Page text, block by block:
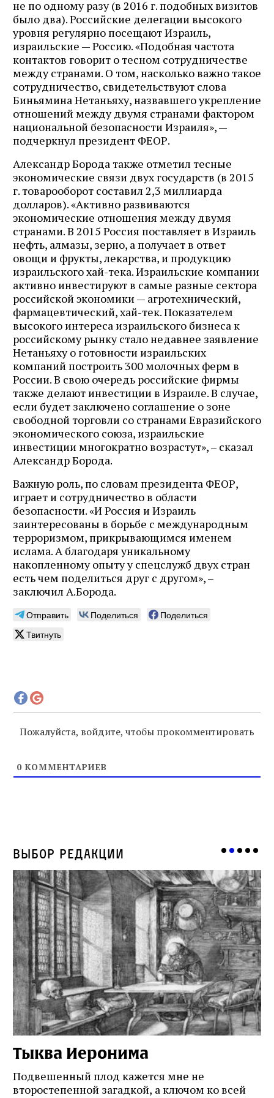
не по одному разу (в 2016 г. подобных визитов
было два). Российские делегации высокого
уровня регулярно посещают Израиль,
израильские — Россию. «Подобная частота
контактов говорит о тесном сотрудничестве
между странами. О том, насколько важно такое
сотрудничество, свидетельствуют слова
Биньямина Нетаньяху, назвавшего укрепление
отношений между двумя странами фактором
национальной безопасности Израиля», —
подчеркнул президент ФЕОР.
Александр Борода также отметил тесные
экономические связи двух государств (в 2015
г. товарооборот составил 2,3 миллиарда
долларов). «Активно развиваются
экономические отношения между двумя
странами. В 2015 Россия поставляет в Израиль
нефть, алмазы, зерно, а получает в ответ
овощи и фрукты, лекарства, и продукцию
израильского хай-тека. Израильские компании
активно инвестируют в самые разные сектора
российской экономики — агротехнический,
фармацевтический, хай-тек. Показателем
высокого интереса израильского бизнеса к
российскому рынку стало недавнее заявление
Нетаньяху о готовности израильских
компаний построить 300 молочных ферм в
России. В свою очередь российские фирмы
также делают инвестиции в Израиле. В случае,
если будет заключено соглашение о зоне
свободной торговли со странами Евразийского
экономического союза, израильские
инвестиции многократно возрастут», – сказал
Александр Борода.
Важную роль, по словам президента ФЕОР,
играет и сотрудничество в области
безопасности. «И Россия и Израиль
заинтересованы в борьбе с международным
терроризмом, прикрывающимся именем
ислама. А благодаря уникальному
накопленному опыту у спецслужб двух стран
есть чем поделиться друг с другом», –
заключил А.Борода.
Отправить Поделиться
Поделиться
Твитнуть
Пожалуйста, войдите, чтобы прокомментировать
0 КОММЕНТАРИЕВ
Выбор редакции
Тыква Иеронима
Подвешенный плод кажется мне не
второстепенной загадкой, а ключом ко всей